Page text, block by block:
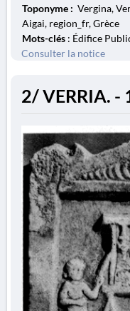
Toponyme : Vergina,
Aigai, region_fr, Grèce
Mots-clés : Édifice
Consulter la notice
2/ VERRIA. -